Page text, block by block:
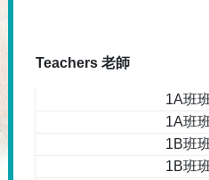
Teachers 老師
1A班
1A班
1B班
1B班